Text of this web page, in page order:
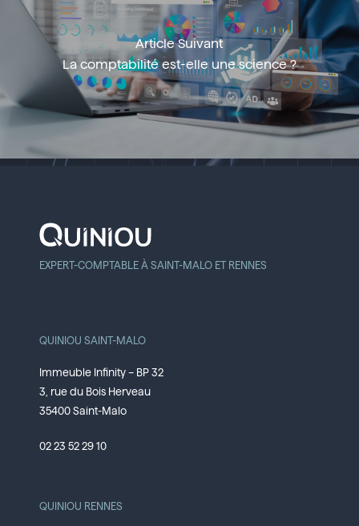
Article Suivant
La comptabilité est-elle une science ?
EXPERT-COMPTABLE À SAINT-MALO ET RENNES
QUINIOU SAINT-MALO
Immeuble Infinity – BP 32
3, rue du Bois Herveau
35400 Saint-Malo
02 23 52 29 10
QUINIOU RENNES